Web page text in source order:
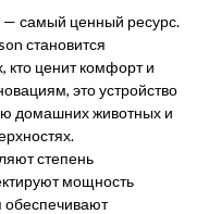
самый ценный ресурс.
становится
ценит комфорт и
это устройство
домашних животных и
степень
мощность
обеспечивают